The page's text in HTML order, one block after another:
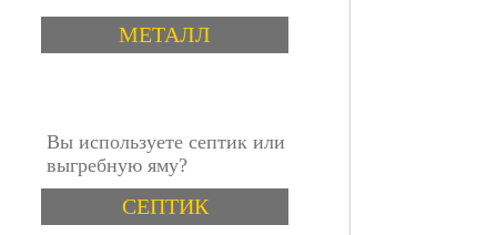
МЕТАЛЛ
Вы используете септик или
выгребную яму?
ВариантыСЕПТИК